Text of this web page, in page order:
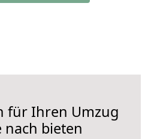
für Ihren Umzug
nach bieten